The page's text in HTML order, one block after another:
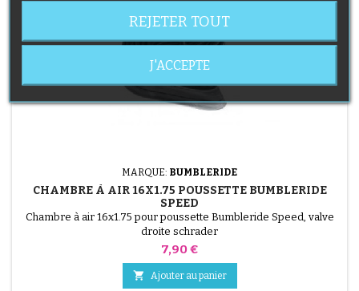
MARQUE: BUMBLERIDE
CHAMBRE À AIR 16X1.75 POUSSETTE BUMBLERIDE
SPEED
Chambre à air 16x1.75 pour poussette Bumbleride Speed, valve
droite schrader
Prix
7,90 €
 Ajouter au panier
REJETER TOUT
J'ACCEPTE